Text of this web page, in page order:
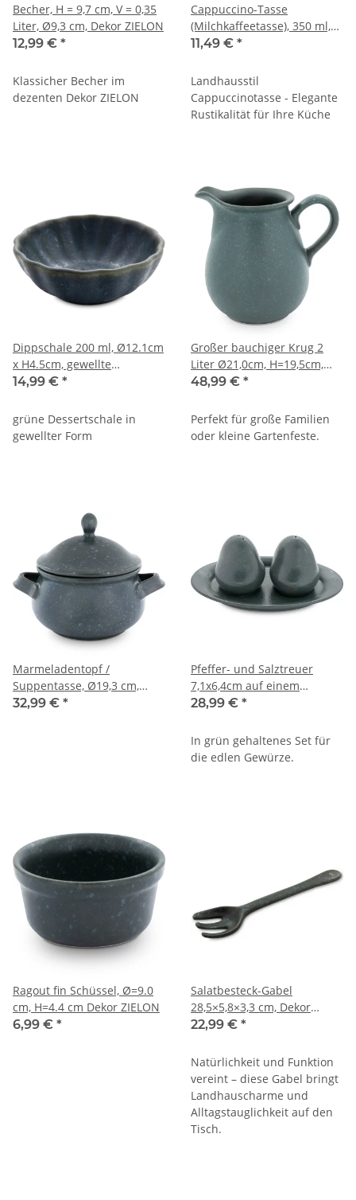
Becher, H = 9,7 cm, V = 0,35
Liter, Ø9,3 cm, Dekor ZIELON
12,99 € *
Klassicher Becher im
dezenten Dekor ZIELON
Cappuccino-Tasse
(Milchkaffeetasse), 350 ml,
Ø10 cm Dekor ZIELON
11,49 € *
Landhausstil
Cappuccinotasse - Elegante
Rustikalität für Ihre Küche
Dippschale 200 ml, Ø12.1cm
x H4.5cm, gewellte
Randform im Dekor ZIELON
14,99 € *
grüne Dessertschale in
gewellter Form
Großer bauchiger Krug 2
Liter Ø21,0cm, H=19,5cm,
Dekor ZIELON
48,99 € *
Perfekt für große Familien
oder kleine Gartenfeste.
Marmeladentopf /
Suppentasse, Ø19,3 cm,
H=15,3cm, V=0,75L, Dekor
32,99 € *
Pfeffer- und Salztreuer
7,1x6,4cm auf einem
Untersetzer im Dekor
28,99 € *
In grün gehaltenes Set für
die edlen Gewürze.
Ragout fin Schüssel, Ø=9.0
cm, H=4.4 cm Dekor ZIELON
6,99 € *
Salatbesteck-Gabel
28,5×5,8×3,3 cm, Dekor
ZIELON
22,99 € *
Natürlichkeit und Funktion
vereint – diese Gabel bringt
Landhauscharme und
Alltagstauglichkeit auf den
Tisch.